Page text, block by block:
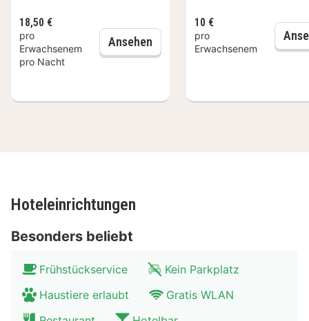
„HaagseBluf“, wo sich tolle Kleider hinter historischen
Giebeln verstecken. Auch in der Umgebung der Stadt
gibt es viel zu unternehmen. Nehmen Sie die
am Strand entlang oder durch die Dünen.
10 €
pro
Erwachsenem
18,50 €
pro
Erwachsenem
pro Nacht
Ansehen Frühstück
Hoteleinrichtungen
Besonders beliebt
Frühstückservice
Kein Parkplatz
Haustiere erlaubt
Gratis WLAN